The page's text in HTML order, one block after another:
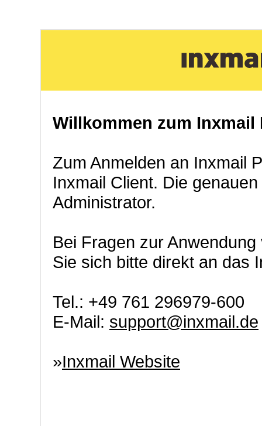
Willkommen zum Inxmail
Zum Anmelden an Inxmail
Inxmail Client. Die
Administrator.
Bei Fragen zur
Sie sich bitte direkt an das
Tel.: +49 761 296979-600
E-Mail: support@inxmail.de
»Inxmail Website